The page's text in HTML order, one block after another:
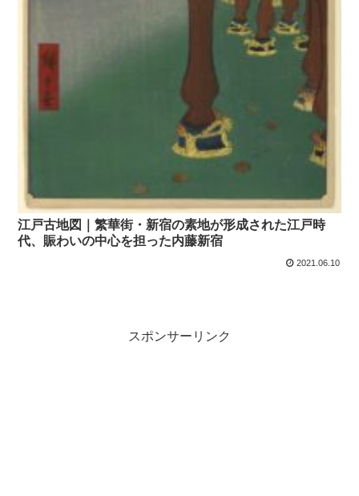
江戸古地図｜繁華街・新宿の素地が形成された江戸時
代、賑わいの中心を担った内藤新宿
2021.06.10
スポンサーリンク